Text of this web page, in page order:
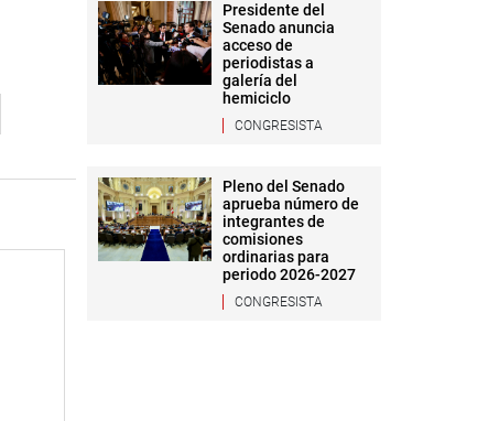
Presidente del
Senado anuncia
acceso de
periodistas a
galería del
hemiciclo
CONGRESISTA
Pleno del Senado
aprueba número de
integrantes de
comisiones
ordinarias para
periodo 2026-2027
CONGRESISTA